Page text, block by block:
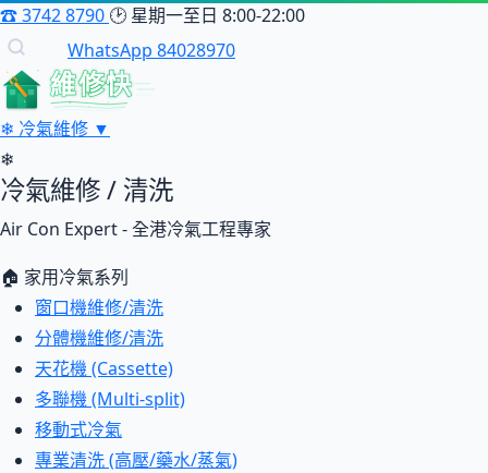
☎3742 8790 🕑 星期一至日 8:00-22:00
WhatsApp 84028970
維修快
❄ 冷氣維修 ▼
❄
冷氣維修 / 清洗
Air Con Expert - 全港冷氣工程專家
🏠 家用冷氣系列
窗口機維修/清洗
分體機維修/清洗
天花機 (Cassette)
多聯機 (Multi-split)
移動式冷氣
專業清洗 (高壓/藥水/蒸氣)